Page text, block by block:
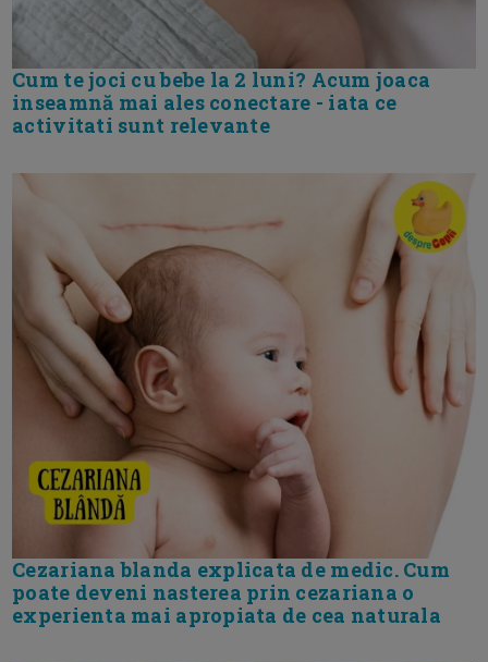
Cum te joci cu bebe la 2 luni? Acum joaca
inseamnă mai ales conectare - iata ce
activitati sunt relevante
Cezariana blanda explicata de medic. Cum
poate deveni nasterea prin cezariana o
experienta mai apropiata de cea naturala